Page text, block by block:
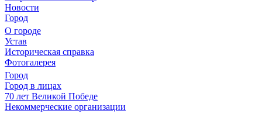
Новости
Город
О городе
Устав
Историческая справка
Фотогалерея
Город
Город в лицах
70 лет Великой Победе
Некоммерческие организации